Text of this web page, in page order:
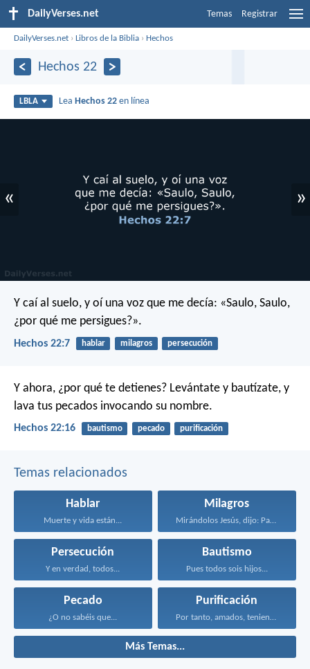
DailyVerses.net Temas Registrar
DailyVerses.net ›Libros de la Biblia › Hechos
Hechos 22
LBLA Lea Hechos 22 en línea
« »
Y caí al suelo, y oí una voz que me decía: «Saulo, Saulo,
¿por qué me persigues?».
Hechos 22:7 hablar milagros persecución
Y ahora, ¿por qué te detienes? Levántate y bautízate, y
lava tus pecados invocando su nombre.
Hechos 22:16 bautismo pecado purificación
Temas relacionados
Hablar
Muerte y vida están...
Milagros
Mirándolos Jesús, dijo: Para...
Persecución
Y en verdad, todos...
Bautismo
Pues todos sois hijos...
Pecado
¿O no sabéis que...
Purificación
Por tanto, amados, teniendo...
Más Temas...